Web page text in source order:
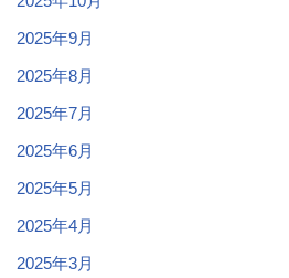
2025年9月
2025年8月
2025年7月
2025年6月
2025年5月
2025年4月
2025年3月